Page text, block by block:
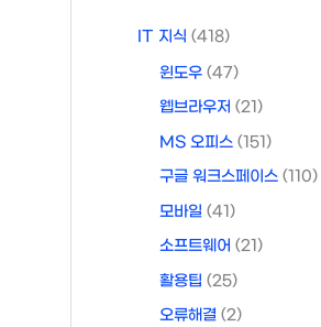
IT 지식 (418)
윈도우 (47)
웹브라우저 (21)
MS 오피스 (151)
구글 워크스페이스 (110)
모바일 (41)
소프트웨어 (21)
활용팁 (25)
오류해결 (2)